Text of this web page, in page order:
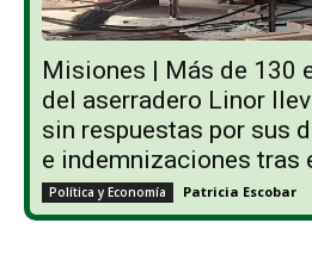
Misiones | Más de 130
del aserradero Linor
sin respuestas por sus
e indemnizaciones tras
Política y Economía Patricia Escobar -